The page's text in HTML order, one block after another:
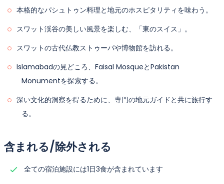
本格的なパシュトゥン料理と地元のホスピタリティを味わう。
スワット渓谷の美しい風景を楽しむ、「東のスイス」。
スワットの古代仏教ストゥーパや博物館を訪れる。
Islamabadの見どころ、Faisal MosqueとPakistan
Monumentを探索する。
深い文化的洞察を得るために、専門の地元ガイドと共に旅行す
る。
含まれる/除外される
全ての宿泊施設には1日3食が含まれています